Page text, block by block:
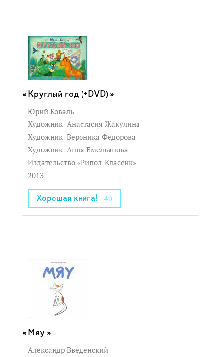
Круглый год (+DVD) »
Юрий Коваль
Художник Анастасия Жакулина
Художник Вероника Федорова
Художник Анна Емельянова
Издательство «Рипол-Классик»
2013
Хорошая книга! 40
Мяу »
Александр Введенский